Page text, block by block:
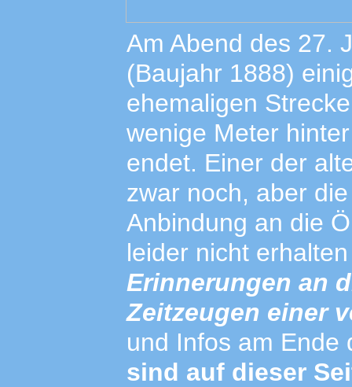
Am Abend des 27.
(Baujahr 1888)
ehemaligen
wenige Meter
endet. Einer der
zwar noch, aber
Anbindung an die
leider nicht
Erinnerungen an
Zeitzeugen einer
und Infos am
sind auf dieser